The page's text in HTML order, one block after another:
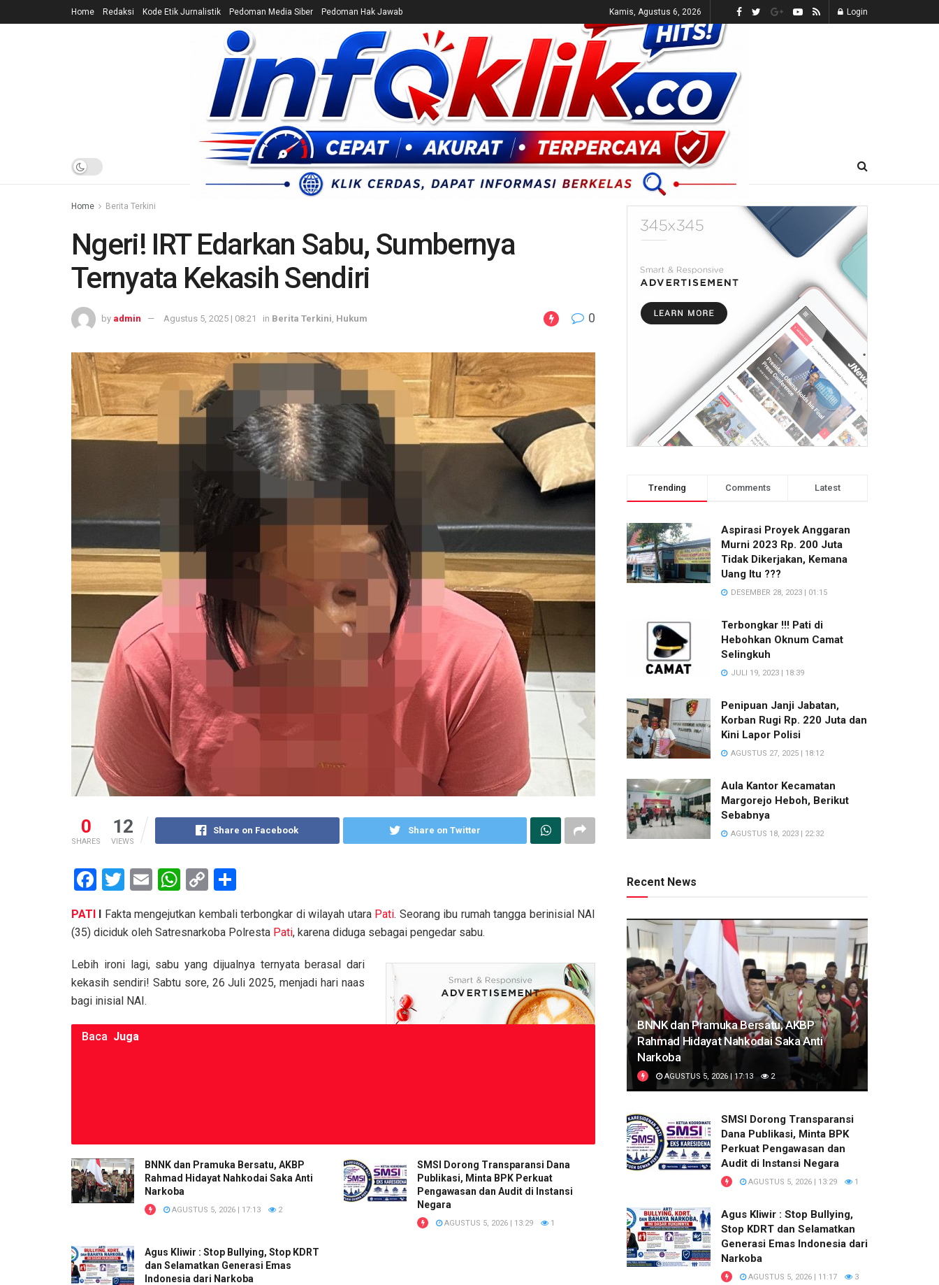
Home Redaksi Kode Etik Jurnalistik Pedoman Media Siber Pedoman Hak Jawab Kamis, Agustus 6, 2026 Login
HOME NEWS CEK FAKTA ENTERTAINMENT BREAKING NEWS UMUM E-KORAN LIVE TV
Home Berita Terkini
Ngeri! IRT Edarkan Sabu, Sumbernya
Ternyata Kekasih Sendiri
by admin Agustus 5, 2025 | 08:21 in Berita Terkini Hukum 0
0
SHARES
12
VIEWS
Share on Facebook Share on Twitter
F
ce
o
o
k
T
tt
E
ail
W
at
A
p
C
py
n
k
ar
PATI I Fakta mengejutkan kembali terbongkar di wilayah utara Pati. Seorang ibu rumah tangga berinisial NAI
(35) diciduk oleh Satresnarkoba Polresta Pati, karena diduga sebagai pengedar sabu.
Lebih ironi lagi, sabu yang dijualnya ternyata berasal dari
kekasih sendiri! Sabtu sore, 26 Juli 2025, menjadi hari naas
bagi inisial NAI.
Baca Juga
BNNK dan Pramuka Bersatu, AKBP
Rahmad Hidayat Nahkodai Saka Anti
Narkoba
AGUSTUS 5, 2026 | 17:13 2
SMSI Dorong Transparansi Dana
Publikasi, Minta BPK Perkuat
Pengawasan dan Audit di Instansi
Negara
AGUSTUS 5, 2026 | 13:29 1
Agus Kliwir : Stop Bullying, Stop KDRT
dan Selamatkan Generasi Emas
Indonesia dari Narkoba
Trending Comments Latest
Aspirasi Proyek Anggaran
Murni 2023 Rp. 200 Juta
Tidak Dikerjakan, Kemana
Uang Itu ???
DESEMBER 28, 2023 | 01:15
Terbongkar !!! Pati di
Hebohkan Oknum Camat
Selingkuh
JULI 19, 2023 | 18:39
Penipuan Janji Jabatan,
Korban Rugi Rp. 220 Juta dan
Kini Lapor Polisi
AGUSTUS 27, 2025 | 18:12
Aula Kantor Kecamatan
Margorejo Heboh, Berikut
Sebabnya
AGUSTUS 18, 2023 | 22:32
Recent News
BNNK dan Pramuka Bersatu, AKBP
Rahmad Hidayat Nahkodai Saka Anti
Narkoba
AGUSTUS 5, 2026 | 17:13 2
SMSI Dorong Transparansi
Dana Publikasi, Minta BPK
Perkuat Pengawasan dan
Audit di Instansi Negara
AGUSTUS 5, 2026 | 13:29 1
Agus Kliwir : Stop Bullying,
Stop KDRT dan Selamatkan
Generasi Emas Indonesia dari
Narkoba
AGUSTUS 5, 2026 | 11:17 3